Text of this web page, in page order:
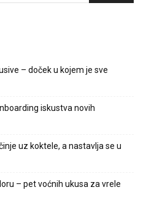
– doček u kojem je sve
iskustva novih
uz koktele, a nastavlja se u
– pet voćnih ukusa za vrele